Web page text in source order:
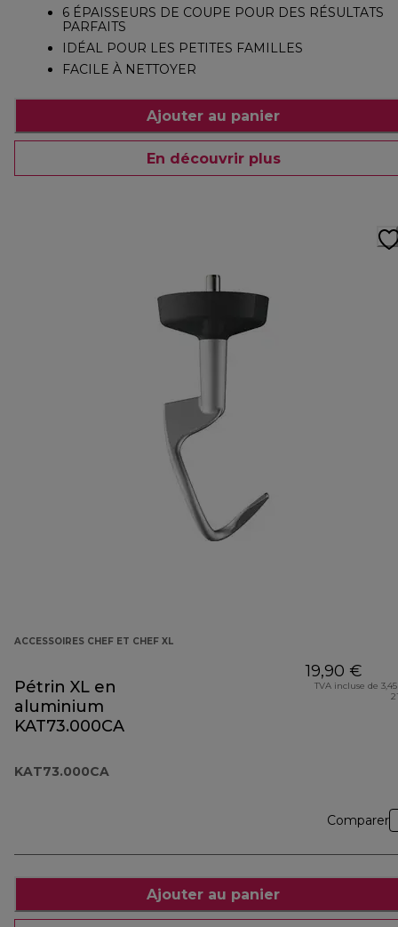
6 ÉPAISSEURS DE COUPE POUR DES RÉSULTATS
PARFAITS
IDÉAL POUR LES PETITES FAMILLES
FACILE À NETTOYER
Ajouter au panier
En découvrir plus
ACCESSOIRES CHEF ET CHEF XL
Pétrin XL en
aluminium
KAT73.000CA
KAT73.000CA
19,90 €
TVA incluse de
Comparer
Ajouter au panier